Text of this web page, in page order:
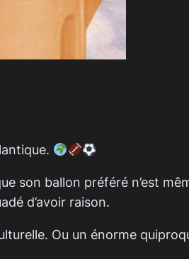
son ballon préféré n’est
d’avoir raison.
Ou un énorme